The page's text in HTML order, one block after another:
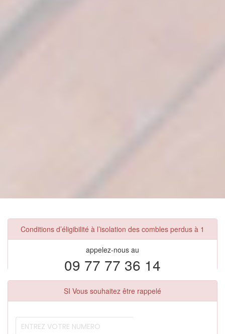
Conditions d’éligibilité à l’isolation des combles perdus à 1
appelez-nous au
09 77 77 36 14
SI Vous souhaitez être rappelé